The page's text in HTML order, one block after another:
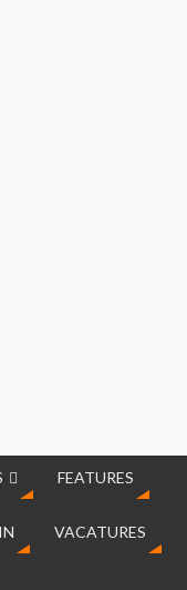
FEATURES
VACATURES